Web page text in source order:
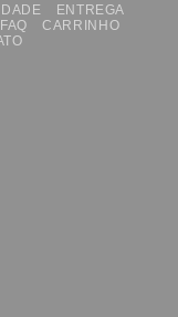
Delivery
ENTREGA
FAQ
CARRINHO